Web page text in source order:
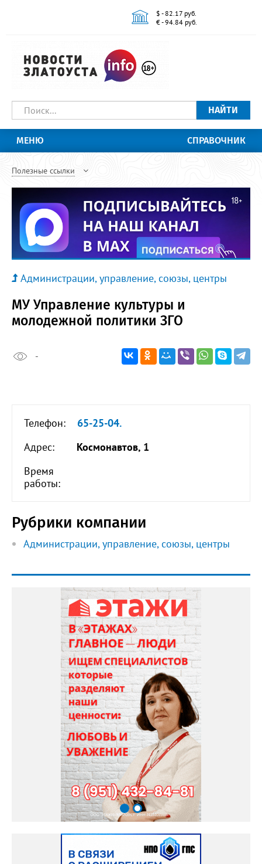
$ - 82.17 руб.
€ - 94.84 руб.
НАЙТИ
МЕНЮ СПРАВОЧНИК
Полезные ссылки
Администрации, управление, союзы, центры
МУ Управление культуры и
молодежной политики ЗГО
-
Телефон:
65-25-04.
Адрес:
Космонавтов, 1
Время
работы:
Рубрики компании
Администрации, управление, союзы, центры